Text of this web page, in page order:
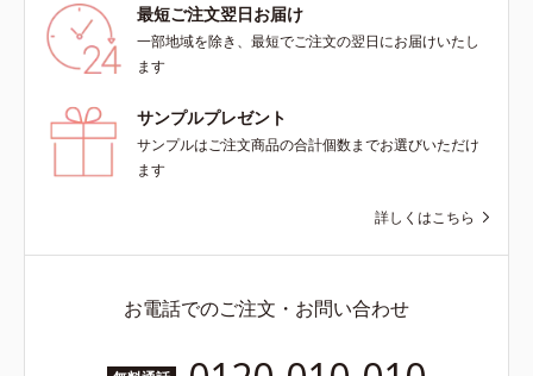
最短ご注文翌日お届け
一部地域を除き、最短でご注文の翌日にお届けいたし
ます
サンプルプレゼント
サンプルはご注文商品の合計個数までお選びいただけ
ます
詳しくはこちら
お電話でのご注文・お問い合わせ